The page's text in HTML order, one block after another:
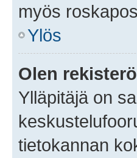
myös
Ylös
Olen
Ylläpitäjä on
tietokannan